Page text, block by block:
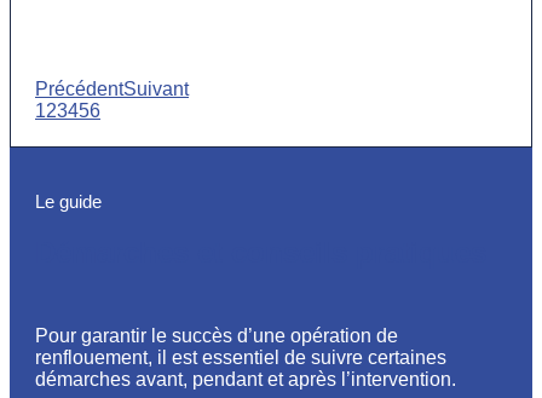
PrécédentSuivant
123456
Le guide
Pour garantir le succès d’une opération de
renflouement, il est essentiel de suivre certaines
démarches avant, pendant et après l’intervention.